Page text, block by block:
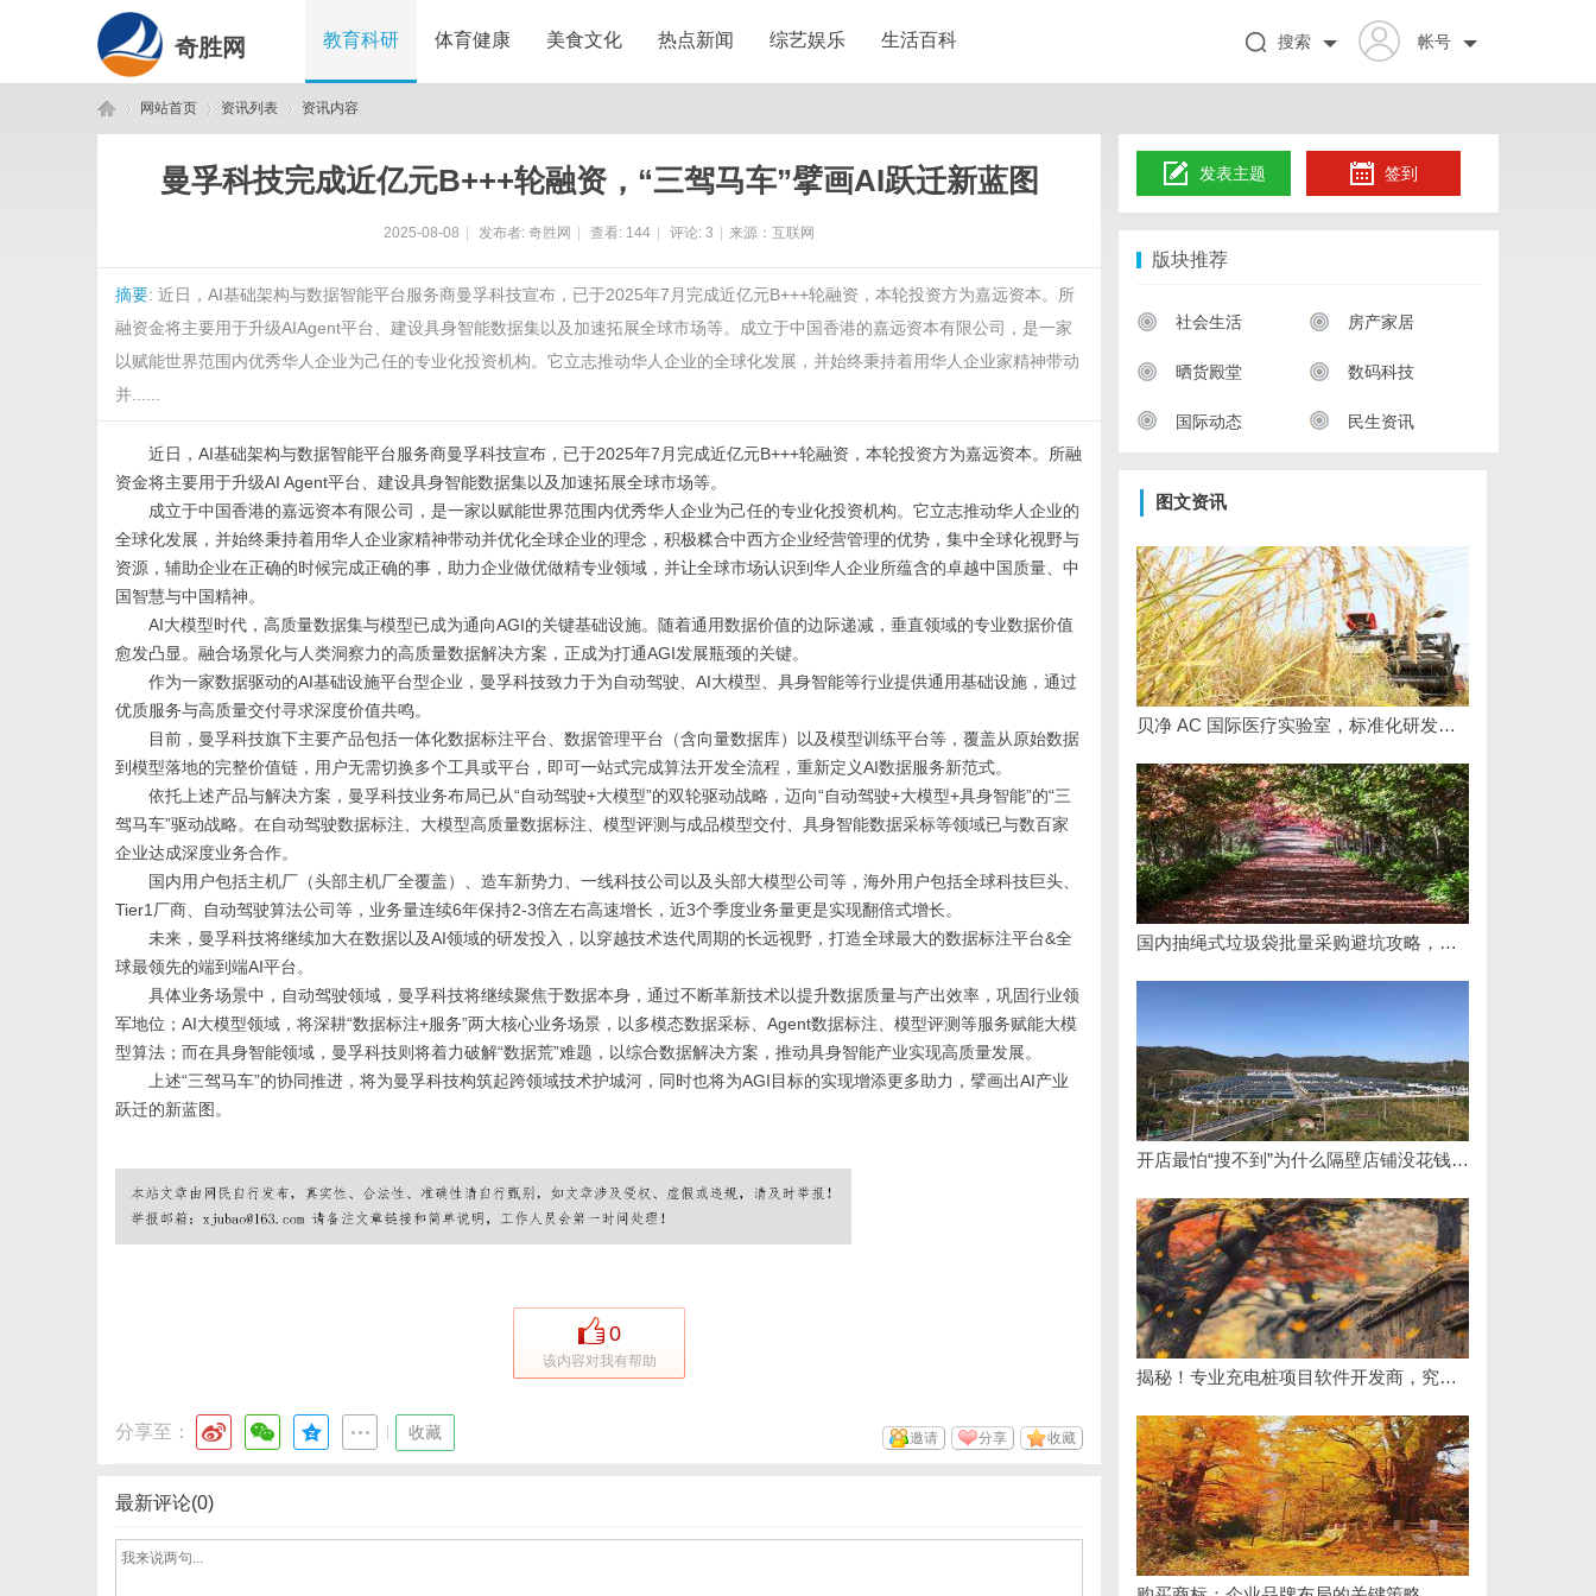
奇胜网 教育科研 体育健康 美食文化 热点新闻 综艺娱乐 生活百科 帐号
搜索
网站首页 资讯列表 资讯内容
曼孚科技完成近亿元B+++轮融资，“三驾马车”擘画AI跃迁新蓝图
2025-08-08 发布者: 奇胜网 查看: 144 评论: 3 来源：互联网
摘要: 近日，AI基础架构与数据智能平台服务商曼孚科技宣布，已于2025年7月完成近亿元B+++轮融资，本轮投资方为嘉远资本。所
融资金将主要用于升级AIAgent平台、建设具身智能数据集以及加速拓展全球市场等。成立于中国香港的嘉远资本有限公司，是一家
以赋能世界范围内优秀华人企业为己任的专业化投资机构。它立志推动华人企业的全球化发展，并始终秉持着用华人企业家精神带动
并......
近日， AI基础架构与数据智能平台服务商曼孚科技宣布，已于2025年7月完成近亿元B+++轮融资，本轮投资方为嘉远资本。所融
资金将主要用于升级AI Agent平台
建设具身智能数据集以及加速拓展全球市场等。
成立于中国香港的嘉远资本有限公司，是一家以赋能世界范围内优秀华人企业为己任的专业化投资机构。它立志推动华人企业的
全球化发展，并始终秉持着用华人企业家精神带动并优化全球企业的理念，积极糅合中西方企业经营管理的优势，集中全球化视野与
资源，辅助企业在正确的时候完成正确的事，助力企业做优做精专业领域，并让全球市场认识到华人企业所蕴含的卓越中国质量、中
国智慧与中国精神。
AI大模型时代，高质量数据集与模型已成为通向AGI的关键基础设施。随着通用数据价值的边际递减 ， 垂直领域的专业数据价值
愈发凸显 。 融合场景化与人类洞察力的高质量数据解决方案，正成为打通AGI发展瓶颈的关键。
作为一家数据驱动的AI基础设施平台型企业，曼孚科技致力于为自动驾驶、 AI大模型、具身智能等行业提供通用基础设施， 通过
优质服务与高质量交付寻求深度价值共鸣。
目前，曼孚科技旗下主要产品包括一体化数据标注平台、数据管理平台 （含向量数据库）以及模型训练平台等， 覆盖从原始数据
到模型落地的完整价值链，用户无需切换多个工具或平台，即可一站式完成算法开发全流程，重新定义AI数据服务新范式。
依托上述产品与解决方案，曼孚科技业务布局已从“自动驾驶+大模型”的双轮驱动战略，迈向“自动驾驶+大模型+具身智能”的“三
驾马车”驱动战略。 在自动驾驶数据标注、 大模型高质量数据标注、模型评测与成品模型交付、具身智能数据采标等领域已与数百家
企业达成深度业务合作。
国内用户包括主机厂 （头部主机厂全覆盖） 、造车新势力、 一线科技公司 以及头部大模型公司等，海外用户包括全球科技巨头、
Tier1厂商 、自动驾驶算法公司等，业务量连续6年保持2-3倍左右高速增长 ，近3个季度业务量更是实现翻倍式增长。
未来，曼孚科技将继续加大在数据以及AI领域的研发投入 ，以穿越技术迭代周期的长远视野，打造全球最大的数据标注平台&全
球最领先的端到端AI平台。
具体业务场景中，自动驾驶领域，曼孚科技将继续聚焦于数据本身，通过不断革新技术以提升数据质量与产出效率，巩固行业领
军地位；AI大模型领域，将深耕“数据标注+服务”两大核心业务场景， 以多模态数据采标、 Agent数据标注、模型评测等服务赋能大模
型算法 ；而在具身智能领域，曼孚科技则将着力破解“数据荒”难题，以综合数据解决方案，推动具身智能产业实现高质量发展。
上述“三驾马车”的协同推进，将为曼孚科技构筑起跨领域技术护城河，同时也将为AGI目标的实现增添更多助力，擘画出AI产业
跃迁的新蓝图。
0
该内容对我有帮助
分享至： 收藏 收藏
分享
邀请
最新评论(0)
发表主题 签到
版块推荐
社会生活 房产家居
晒货殿堂 数码科技
国际动态 民生资讯
图文资讯
贝净 AC 国际医疗实验室，标准化研发体系全解析
国内抽绳式垃圾袋批量采购避坑攻略，照着做
开店最怕“搜不到”为什么隔壁店铺没花钱，ai却天天给他免费派单？
揭秘！专业充电桩项目软件开发商，究竟藏着哪些行业秘诀？